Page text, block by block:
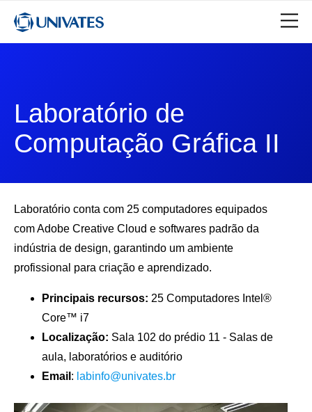
Laboratório de
Computação Gráfica II
Laboratório conta com 25 computadores equipados
com Adobe Creative Cloud e softwares padrão da
indústria de design, garantindo um ambiente
profissional para criação e aprendizado.
Principais recursos: 25 Computadores Intel®
Core™ i7
Localização: Sala 102 do prédio 11 - Salas de
aula, laboratórios e auditório
Email : labinfo@univates.br